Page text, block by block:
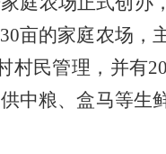
亩的家庭农场
民管理，并有
中粮、盒马等生